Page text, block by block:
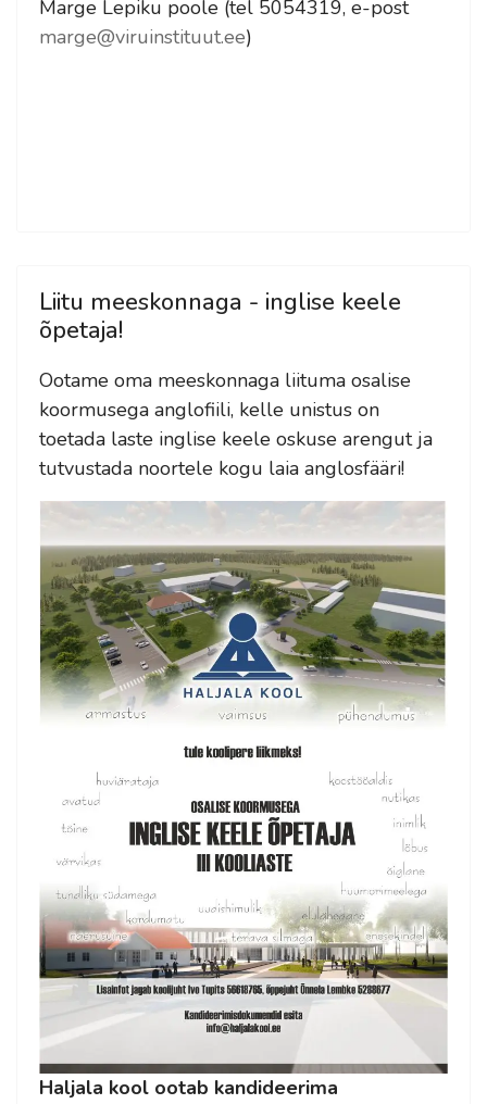
Marge Lepiku poole (tel 5054319, e-post
marge@viruinstituut.ee)
Liitu meeskonnaga - inglise keele
õpetaja!
Ootame oma meeskonnaga liituma osalise
koormusega anglofiili, kelle unistus on
toetada laste inglise keele oskuse arengut ja
tutvustada noortele kogu laia anglosfääri!
Haljala kool ootab kandideerima